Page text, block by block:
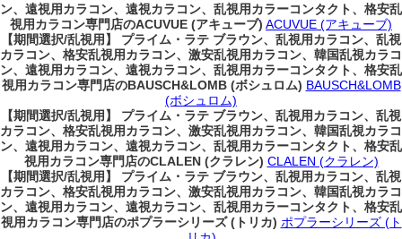
ン、遠視用カラコン、遠視カラコン、乱視用カラーコンタクト、格安乱
視用カラコン専門店のACUVUE (アキューブ) ACUVUE (アキューブ)
【期間選択/乱視用】 プライム・ラテ ブラウン、乱視用カラコン、乱視
カラコン、格安乱視用カラコン、激安乱視用カラコン、韓国乱視カラコ
ン、遠視用カラコン、遠視カラコン、乱視用カラーコンタクト、格安乱
視用カラコン専門店のBAUSCH&LOMB (ボシュロム) BAUSCH&LOMB
(ボシュロム)
【期間選択/乱視用】 プライム・ラテ ブラウン、乱視用カラコン、乱視
カラコン、格安乱視用カラコン、激安乱視用カラコン、韓国乱視カラコ
ン、遠視用カラコン、遠視カラコン、乱視用カラーコンタクト、格安乱
視用カラコン専門店のCLALEN (クラレン) CLALEN (クラレン)
【期間選択/乱視用】 プライム・ラテ ブラウン、乱視用カラコン、乱視
カラコン、格安乱視用カラコン、激安乱視用カラコン、韓国乱視カラコ
ン、遠視用カラコン、遠視カラコン、乱視用カラーコンタクト、格安乱
視用カラコン専門店のポプラーシリーズ (トリカ) ポプラーシリーズ (ト